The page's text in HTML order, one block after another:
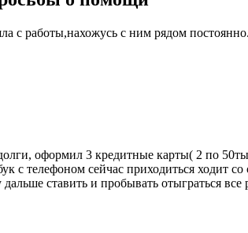
с работы,нахожусь с ним рядом
оформил 3 кредитные карты( 2 по
с телефоном сейчас приходиться ходит
ставить и пробывать отыграться